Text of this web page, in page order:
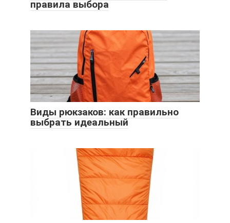
правила выбора
Виды рюкзаков: как правильно
выбрать идеальный